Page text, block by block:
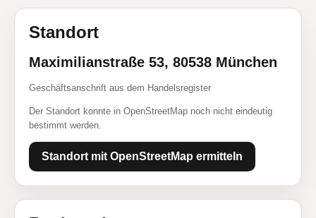
Standort
Maximilianstraße 53, 80538 München
Geschäftsanschrift aus dem Handelsregister
Der Standort konnte in OpenStreetMap noch nicht eindeutig
bestimmt werden.
Standort mit OpenStreetMap ermitteln